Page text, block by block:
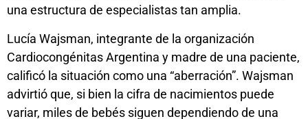
una estructura de especialistas tan amplia.
Lucía Wajsman, integrante de la organización
Cardiocongénitas Argentina y madre de una paciente,
calificó la situación como una “aberración”. Wajsman
advirtió que, si bien la cifra de nacimientos puede
variar, miles de bebés siguen dependiendo de una